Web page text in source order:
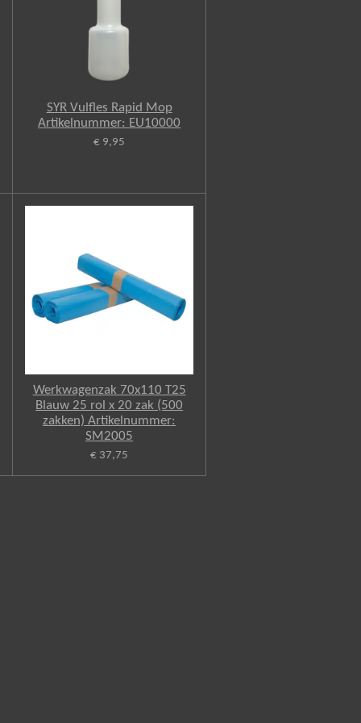
SYR Vulfles Rapid Mop
Artikelnummer: EU10000
€ 9,95
Werkwagenzak 70x110 T25
Blauw 25 rol x 20 zak (500
zakken) Artikelnummer:
SM2005
€ 37,75